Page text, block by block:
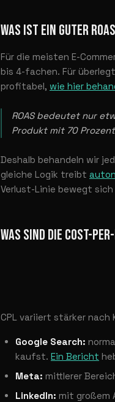
WAS IST EIN GUTER
Für die meisten E-
bis 4-fachen. Für
profitabel, wie hier
ROAS bedeutet nur
Produkt mit 70
Deshalb behandeln wir
gleiche Logik treibt
Verlust-Linie bewegt
WAS SIND DIE COST-
CPL variiert stärker nach
Google Search:
kaufst. Ein Bericht
Meta: mittlerer
LinkedIn: mit großem